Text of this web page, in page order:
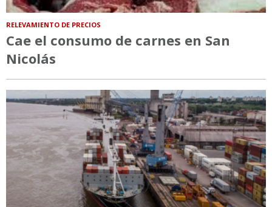
RELEVAMIENTO DE PRECIOS
Cae el consumo de carnes en San
Nicolás